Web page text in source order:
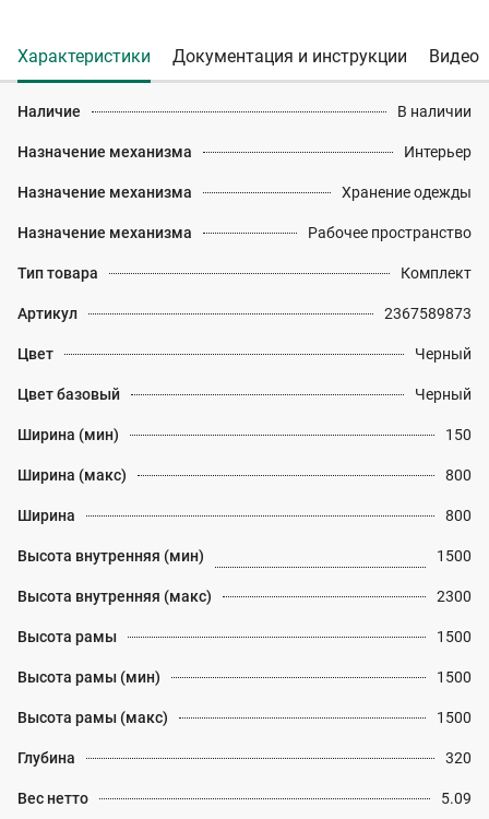
Характеристики Документация и инструкции Видео
Наличие В наличии
Назначение механизма Интерьер
Назначение механизма Хранение одежды
Назначение механизма Рабочее пространство
Тип товара Комплект
Артикул 2367589873
Цвет Черный
Цвет базовый Черный
Ширина (мин) 150
Ширина (макс) 800
Ширина 800
Высота внутренняя (мин) 1500
Высота внутренняя (макс) 2300
Высота рамы 1500
Высота рамы (мин) 1500
Высота рамы (макс) 1500
Глубина 320
Вес нетто 5.09